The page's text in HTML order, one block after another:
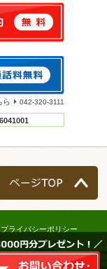
ら 042-320-3111
円分プレゼント！／
プライバシーポリシー